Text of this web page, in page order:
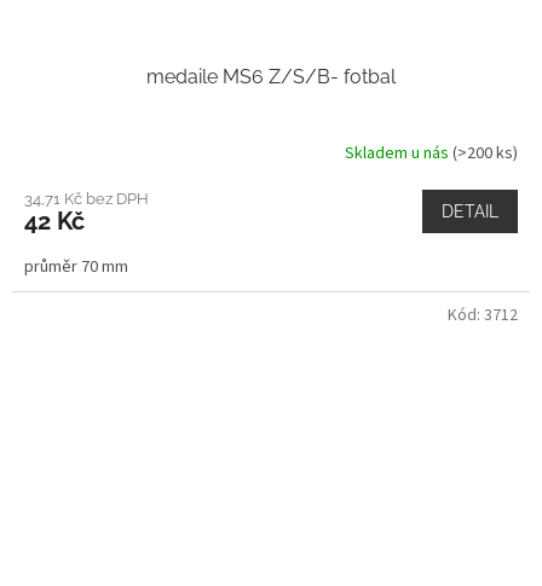
medaile MS6 Z/S/B- fotbal
Skladem u nás (>200 ks)
34,71 Kč bez DPH
42 Kč DETAIL
průměr 70 mm
Kód: 3712